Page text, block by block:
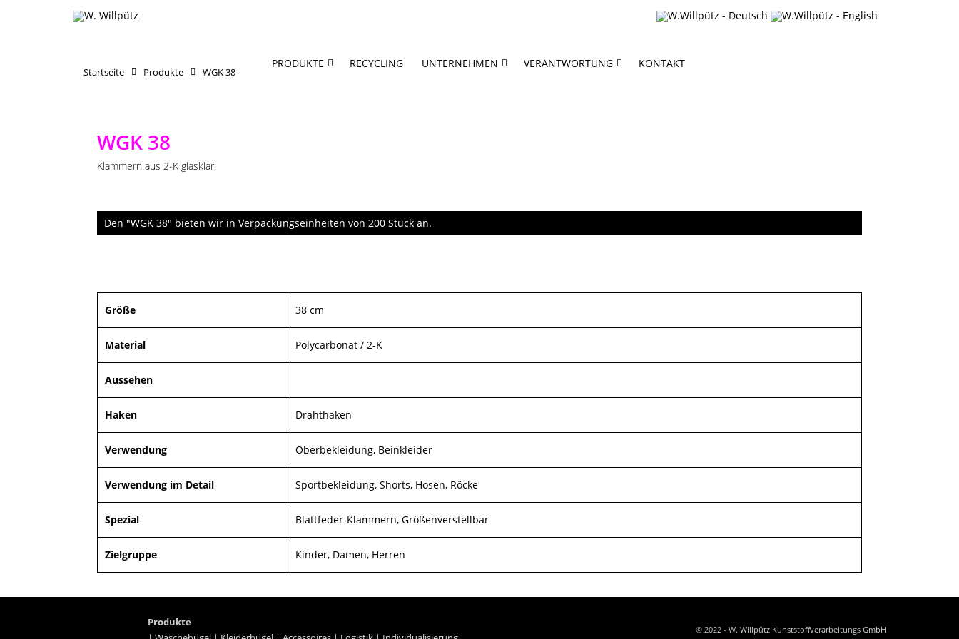
PRODUKTE RECYCLING UNTERNEHMEN VERANTWORTUNG KONTAKT
Startseite Produkte WGK 38
WGK 38
Klammern aus 2-K glasklar.
Den "WGK 38" bieten wir in Verpackungseinheiten von 200 Stück an.
Größe 38 cm
Material Polycarbonat / 2-K
Aussehen
Haken Drahthaken
Verwendung Oberbekleidung, Beinkleider
Verwendung im Detail Sportbekleidung, Shorts, Hosen, Röcke
Spezial Blattfeder-Klammern, Größenverstellbar
Zielgruppe Kinder, Damen, Herren
Produkte
© 2022 - W. Willpütz Kunststoffverarbeitungs GmbH